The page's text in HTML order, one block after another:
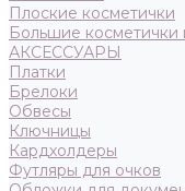
Плоские косметички
Большие косметички
АКСЕССУАРЫ
Платки
Брелоки
Обвесы
Ключницы
Кардхолдеры
Футляры для очков